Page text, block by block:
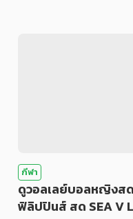
กีฬา
ดูวอลเลย์บอลหญิงส
ฟิลิปปินส์ สด SEA V